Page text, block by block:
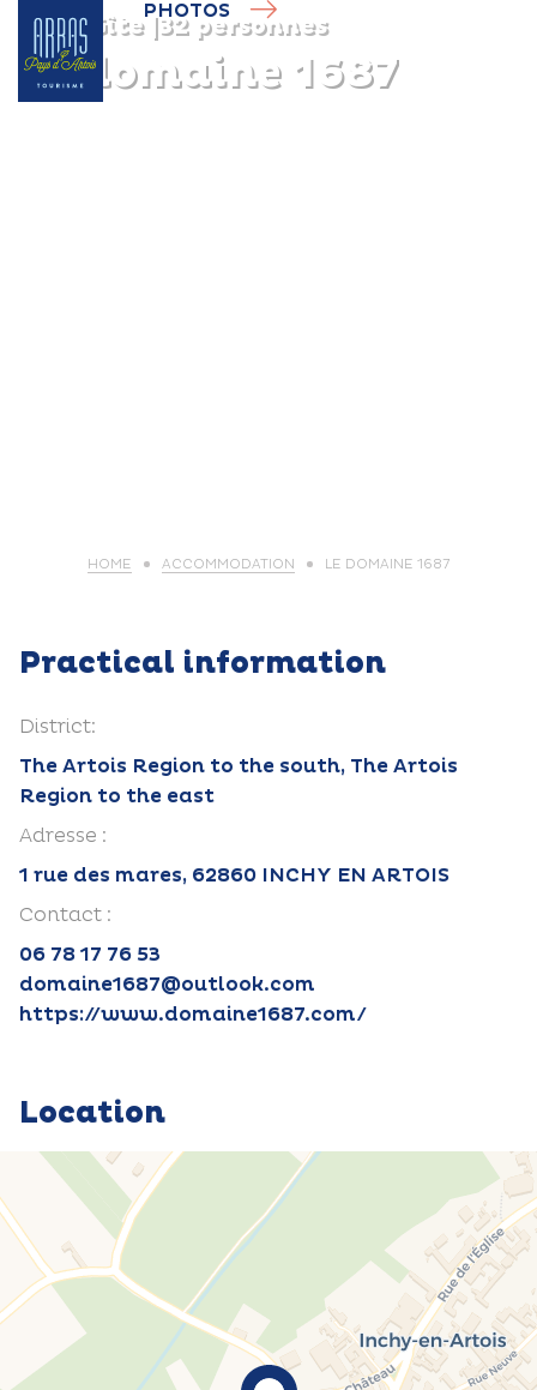
Gîte |32 personnes
Le domaine 1687
PHOTOS
HOME ACCOMMODATION LE DOMAINE 1687
Practical information
District:
The Artois Region to the south, The Artois
Region to the east
Adresse :
1 rue des mares, 62860 INCHY EN ARTOIS
Contact :
06 78 17 76 53
domaine1687@outlook.com
https://www.domaine1687.com/
Location